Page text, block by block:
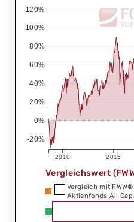
2010 2015
-20%
0%
20%
40%
60%
80%
100%
120%
Vergleichswert
Vergleich mit
Aktienfonds All